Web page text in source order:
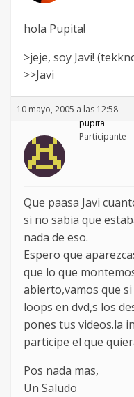
hola Pupita!
>jeje, soy Javi!
>>Javi
10 mayo, 2005 a las 12:58
pupita
Participante
Que paasa Javi
si no sabia que
nada de eso.
Espero que
que lo que
abierto,vamos que
loops en dvd,s los
pones tus videos.la
participe el que
Pos nada mas,
Un Saludo